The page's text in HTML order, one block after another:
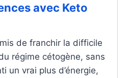
avec Keto
de franchir la difficile
régime cétogène, sans
un vrai plus d’énergie,